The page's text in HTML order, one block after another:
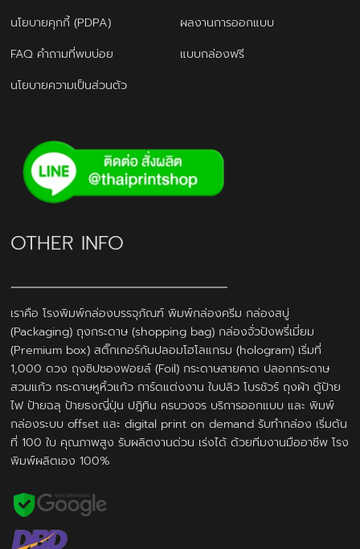
นโยบายคุกกี้ (PDPA)
ผลงานการออกแบบ
FAQ คำถามที่พบบ่อย
แบบกล่องฟรี
นโยบายความเป็นส่วนตัว
OTHER INFO
เราคือ โรงพิมพ์กล่องบรรจุภัณฑ์ พิมพ์กล่องครีม กล่องสบู่
(Packaging) ถุงกระดาษ (shopping bag) กล่องจั่วปังพรี่เมี่ยม
(Premium box) สติ๊กเกอร์กันปลอมโฮโลแกรม (hologram) เริ่มที่
1,000 ดวง ถุงซิปซองฟอยล์ (Foil) กระดาษสายคาด ปลอกกระดาษ
สวมแก้ว กระดาษหูหิ้วแก้ว การ์ดแต่งงาน ใบปลิว โบรชัวร์ ถุงผ้า ตู้ป้าย
ไฟ ป้ายฉลุ ป้ายธงญี่ปุ่น ปฎิทิน ครบวงจร บริการออกแบบ และ พิมพ์
กล่องระบบ offset และ digital print on demand รับทำกล่อง เริ่มต้น
ที่ 100 ใบ คุณภาพสูง รับผลิตงานด่วน เร่งได้ ด้วยทีมงานมืออาชีพ โรง
พิมพ์ผลิตเอง 100%